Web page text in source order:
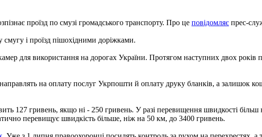
проїзд по смузі громадського транспорту. Про це повідомляє прес-
смугу і проїзд пішохідними доріжками.
для використання на дорогах України. Протягом наступних двох років
на оплату послуг Укрпошти й оплату друку бланків, а залишок
127 гривень, якщо ні - 250 гривень. У разі перевищення швидкості
перевищує швидкість більше, ніж на 50 км, до 3400 гривень.